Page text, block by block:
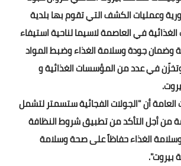
وعمليات الكشف التي تقوم بها بلدية
في العاصمة لاسيما لناحية استيفاء
وضمان جودة وسلامة الغذاء وضبط المواد
في عدد من المؤسسات الغذائية و
العامة أن "الجولات الفجائية ستسمتر لتشمل
من أجل التأكد من تطبيق شروط النظافة
الغذاء حفاظاً على صحة وسلامة
بيروت".